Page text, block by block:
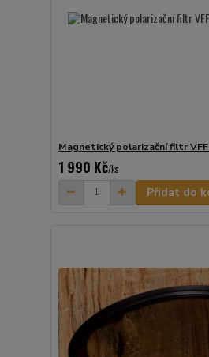
Magnetický polarizační filtr
1 990 Kč/ks
Přidat do